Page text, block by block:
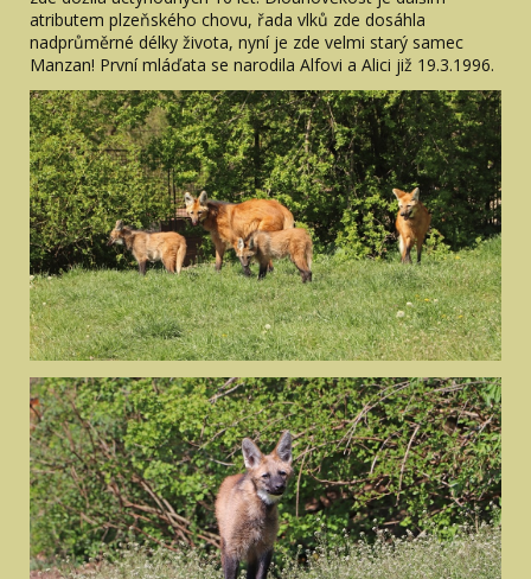
atributem plzeňského chovu, řada vlků zde dosáhla
nadprůměrné délky života, nyní je zde velmi starý samec
Manzan! První mláďata se narodila Alfovi a Alici již 19.3.1996.